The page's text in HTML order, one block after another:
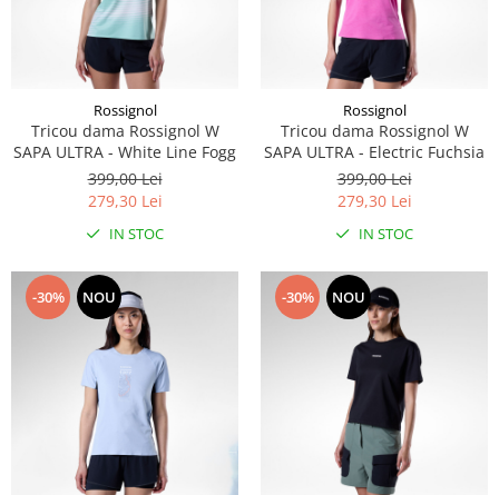
Incaltaminte
Pantaloni ski
Mid Layere
Sosete
Femei
Incaltaminte
Pantaloni ski
Mid Layere
Rossignol
Tricou dama Rossignol W
SAPA ULTRA - White Line Fogg
399,00 Lei
279,30 Lei
IN STOC
Rossignol
Tricou dama Rossignol W
SAPA ULTRA - Electric Fuchsia
399,00 Lei
279,30 Lei
IN STOC
-30% NOU -30% NOU